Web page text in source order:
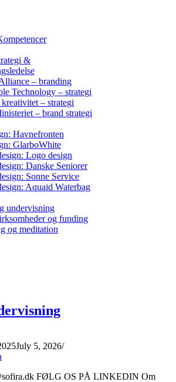
&
– branding
Technology – strategi
– strategi
– brand strategi
Havnefronten
GlarboWhite
Logo design
Danske Seniorer
Sonne Service
Aquaid Waterbag
undervisning
og funding
og meditation
July 5, 2026
FØLG OS PÅ LINKEDIN Om